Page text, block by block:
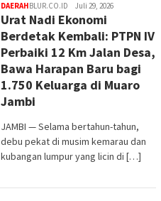
DAERAHBLUR.CO.ID Juli 29, 2026
Urat Nadi Ekonomi
Berdetak Kembali: PTPN IV
Perbaiki 12 Km Jalan Desa,
Bawa Harapan Baru bagi
1.750 Keluarga di Muaro
Jambi
JAMBI — Selama bertahun-tahun,
debu pekat di musim kemarau dan
kubangan lumpur yang licin di […]